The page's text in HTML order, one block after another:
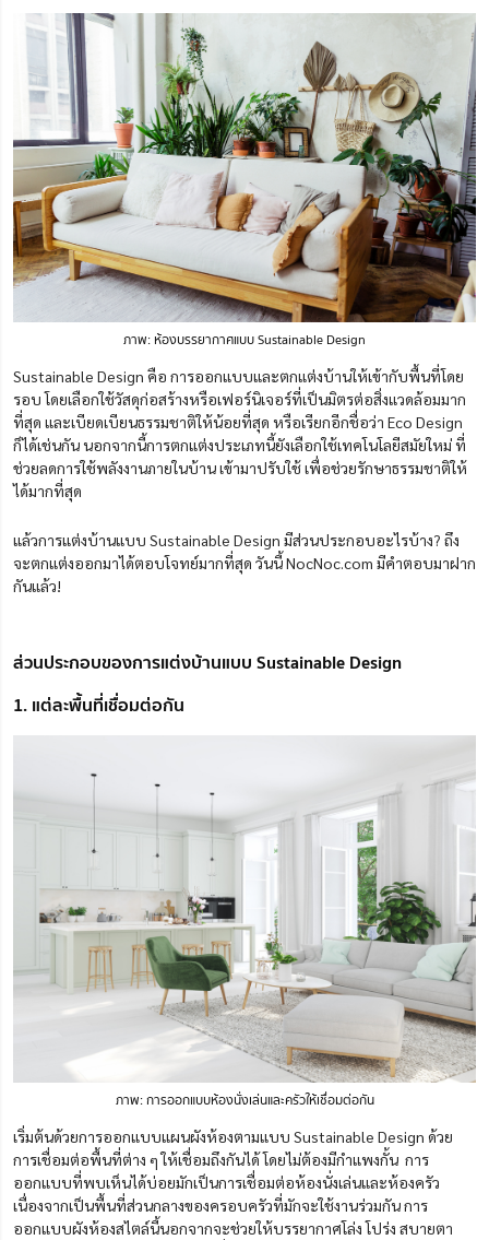
ภาพ: ห้องบรรยากาศแบบ Sustainable Design
Sustainable Design คือ การออกแบบและตกแต่งบ้านให้เข้ากับพื้นที่โดย
รอบ โดยเลือกใช้วัสดุก่อสร้างหรือเฟอร์นิเจอร์ที่เป็นมิตรต่อสิ่งแวดล้อมมาก
ที่สุด และเบียดเบียนธรรมชาติให้น้อยที่สุด หรือเรียกอีกชื่อว่า Eco Design
ก็ได้เช่นกัน นอกจากนี้การตกแต่งประเภทนี้ยังเลือกใช้เทคโนโลยีสมัยใหม่ ที่
ช่วยลดการใช้พลังงานภายในบ้าน เข้ามาปรับใช้ เพื่อช่วยรักษาธรรมชาติให้
ได้มากที่สุด
แล้วการแต่งบ้านแบบ Sustainable Design มีส่วนประกอบอะไรบ้าง? ถึง
จะตกแต่งออกมาได้ตอบโจทย์มากที่สุด วันนี้ NocNoc.com มีคำตอบมาฝาก
กันแล้ว!
ส่วนประกอบของการแต่งบ้านแบบ Sustainable Design
1. แต่ละพื้นที่เชื่อมต่อกัน
ภาพ: การออกแบบห้องนั่งเล่นและครัวให้เชื่อมต่อกัน
เริ่มต้นด้วยการออกแบบแผนผังห้องตามแบบ Sustainable Design ด้วย
การเชื่อมต่อพื้นที่ต่าง ๆ ให้เชื่อมถึงกันได้ โดยไม่ต้องมีกำแพงกั้น การ
ออกแบบที่พบเห็นได้บ่อยมักเป็นการเชื่อมต่อห้องนั่งเล่นและห้องครัว
เนื่องจากเป็นพื้นที่ส่วนกลางของครอบครัวที่มักจะใช้งานร่วมกัน การ
ออกแบบผังห้องสไตล์นี้นอกจากจะช่วยให้บรรยากาศโล่ง โปร่ง สบายตา